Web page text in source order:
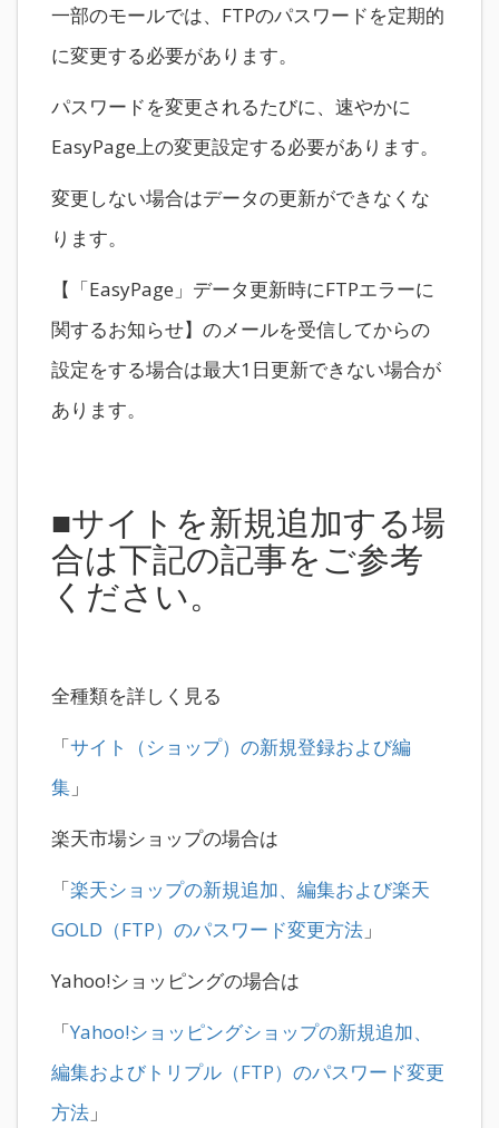
一部のモールでは、FTPのパスワードを定期的
に変更する必要があります。
パスワードを変更されるたびに、速やかに
EasyPage上の変更設定する必要があります。
変更しない場合はデータの更新ができなくな
ります。
【「EasyPage」データ更新時にFTPエラーに
関するお知らせ】のメールを受信してからの
設定をする場合は最大1日更新できない場合が
あります。
■サイトを新規追加する場
合は下記の記事をご参考
ください。
全種類を詳しく見る
「サイト（ショップ）の新規登録および編
集 」
楽天市場ショップの場合は
「楽天ショップの新規追加、編集および楽天
GOLD（FTP）のパスワード変更方法 」
Yahoo!ショッピングの場合は
「Yahoo!ショッピングショップの新規追加、
編集およびトリプル（FTP）のパスワード変更
方法 」